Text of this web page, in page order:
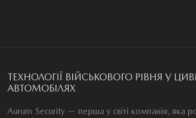
ТЕХНОЛОГІЇ ВІЙСЬКОВОГО РІВНЯ У
АВТОМОБІЛЯХ
Aurum Security — перша у світі компанія, яка